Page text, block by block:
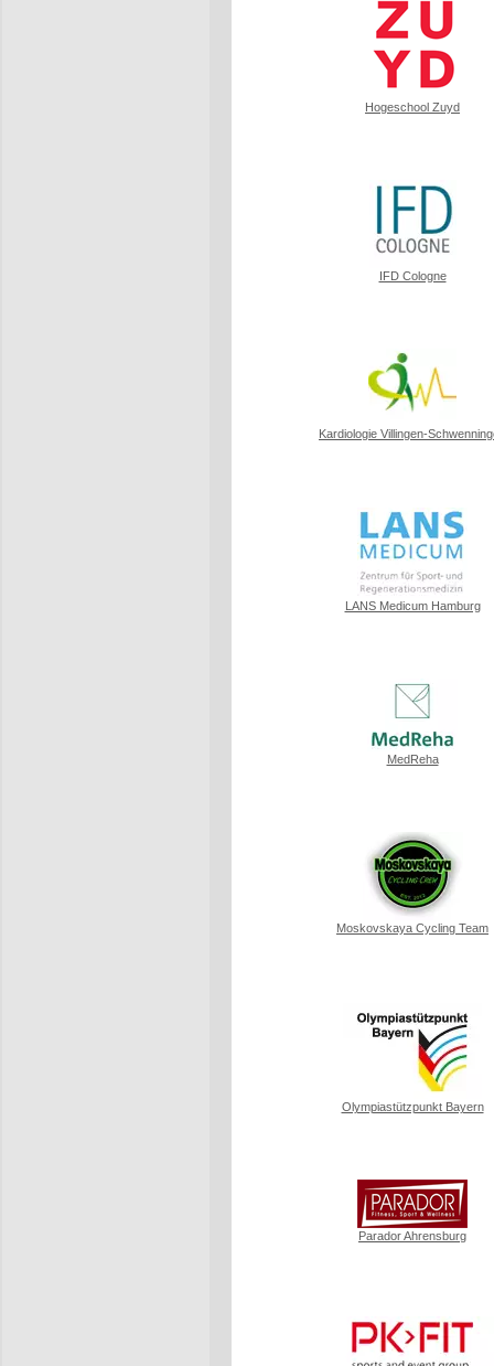
Hogeschool Zuyd
IFD Cologne
Kardiologie Villingen-
LANS Medicum Hamburg
MedReha
Moskovskaya Cycling Team
Olympiastützpunkt Bayern
Parador Ahrensburg